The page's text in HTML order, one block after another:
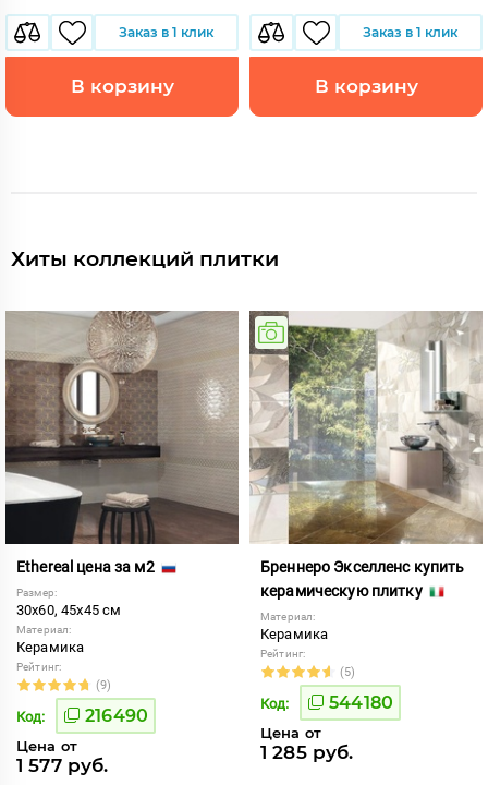
Заказ в 1 клик
В корзину
Заказ в 1 клик
В корзину
Хиты коллекций плитки
Ethereal цена за м2
Размер:
30x60, 45x45 см
Материал:
Керамика
Рейтинг:
(9)
Код: 216490
Цена от
1 577 руб.
Бреннеро Экселленс купить
керамическую плитку
Материал:
Керамика
Рейтинг:
(5)
Код: 544180
Цена от
1 285 руб.